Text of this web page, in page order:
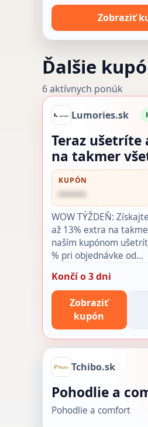
Zobraziť
Ďalšie
6 aktívnych ponúk
Lumories.sk
Teraz ušetríte
na takmer
KUPÓN
••••••
WOW TÝŽDEŇ:
až 13% extra na
naším kupónom
% pri objednávke od…
Končí o 3 dni
Zobraziť
kupón
Tchibo.sk
Pohodlie a
Pohodlie a comfort